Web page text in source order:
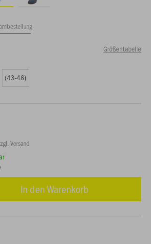
Größentabelle
(43-46)
Versand
In den Warenkorb